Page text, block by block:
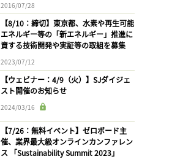
2016/07/28
【8/10：締切】東京都、水素や再生可能
エネルギー等の「新エネルギー」推進に
資する技術開発や実証等の取組を募集
2023/07/12
【ウェビナー：4/9（火）】SJダイジェ
スト開催のお知らせ
2024/03/16
【7/26：無料イベント】ゼロボード主
催、業界最大級オンラインカンファレン
ス 「Sustainability Summit 2023」